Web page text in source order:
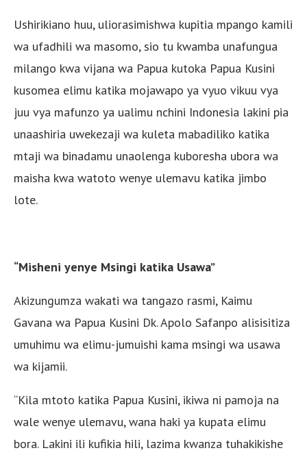
Ushirikiano huu, uliorasimishwa kupitia mpango kamili
wa ufadhili wa masomo, sio tu kwamba unafungua
milango kwa vijana wa Papua kutoka Papua Kusini
kusomea elimu katika mojawapo ya vyuo vikuu vya
juu vya mafunzo ya ualimu nchini Indonesia lakini pia
unaashiria uwekezaji wa kuleta mabadiliko katika
mtaji wa binadamu unaolenga kuboresha ubora wa
maisha kwa watoto wenye ulemavu katika jimbo
lote.
“Misheni yenye Msingi katika Usawa”
Akizungumza wakati wa tangazo rasmi, Kaimu
Gavana wa Papua Kusini Dk. Apolo Safanpo alisisitiza
umuhimu wa elimu-jumuishi kama msingi wa usawa
wa kijamii.
“Kila mtoto katika Papua Kusini, ikiwa ni pamoja na
wale wenye ulemavu, wana haki ya kupata elimu
bora. Lakini ili kufikia hili, lazima kwanza tuhakikishe